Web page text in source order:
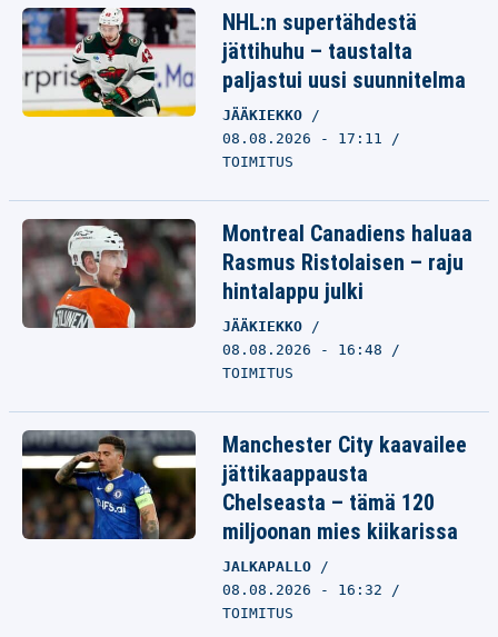
NHL:n supertähdestä
jättihuhu – taustalta
paljastui uusi suunnitelma
JÄÄKIEKKO
08.08.2026 - 17:11
TOIMITUS
Montreal Canadiens haluaa
Rasmus Ristolaisen – raju
hintalappu julki
JÄÄKIEKKO
08.08.2026 - 16:48
TOIMITUS
Manchester City kaavailee
jättikaappausta
Chelseasta – tämä 120
miljoonan mies kiikarissa
JALKAPALLO
08.08.2026 - 16:32
TOIMITUS